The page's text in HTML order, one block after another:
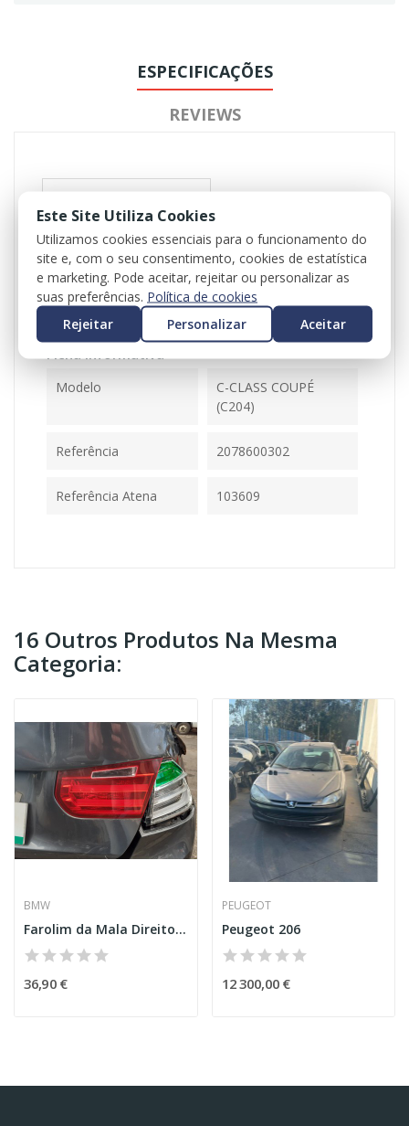
ESPECIFICAÇÕES
REVIEWS
Referência 103609
Disponível 1 Item
Ficha Informativa
Modelo
C-CLASS COUPÉ
(C204)
Referência 2078600302
Referência Atena 103609
16 Outros Produtos Na Mesma
Categoria:
BMW
Farolim da Mala Direito – BMW 3 (F30, F80)
36,90 €
PEUGEOT
Peugeot 206
12 300,00 €
Este Site Utiliza Cookies
Utilizamos cookies essenciais para o funcionamento do
site e, com o seu consentimento, cookies de estatística
e marketing. Pode aceitar, rejeitar ou personalizar as
suas preferências. Política de cookies
Rejeitar
Personalizar Aceitar